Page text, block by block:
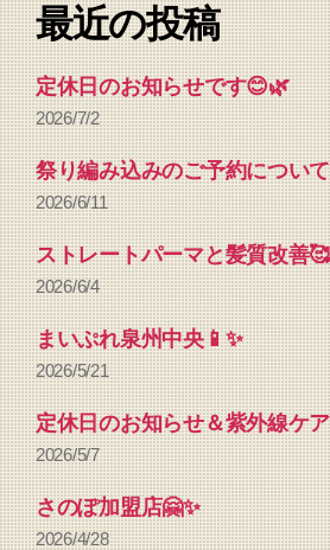
最近の投稿
定休日のお知らせです😊🌿
2026/7/2
祭り編み込みのご予約につい
2026/6/11
ストレートパーマと髪質改善
2026/6/4
まいぷれ泉州中央📱✨
2026/5/21
定休日のお知らせ＆紫外線ケ
2026/5/7
さのぽ加盟店🤗✨
2026/4/28